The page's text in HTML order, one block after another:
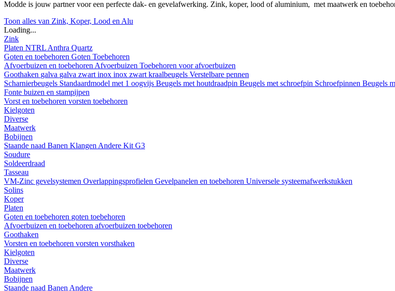
Modde is jouw partner voor een perfecte dak- en gevelafwerking. Zink, koper, lood of aluminium, met maatwerk en
Toon alles van Zink, Koper, Lood en Alu
Loading...
Zink
Platen NTRL Anthra Quartz
Goten en toebehoren Goten Toebehoren
Afvoerbuizen en toebehoren Afvoerbuizen Toebehoren voor afvoerbuizen
Goothaken galva galva zwart inox inox zwart kraalbeugels Verstelbare pennen
Scharnierbeugels Standaardmodel met 1 oogvijs Beugels met houtdraadpin Beugels met schroefpin Schroefpinnen Beugels
Fonte buizen en stampijpen
Vorst en toebehoren vorsten toebehoren
Kielgoten
Diverse
Maatwerk
Bobijnen
Staande naad Banen Klangen Andere Kit G3
Soudure
Soldeerdraad
Tasseau
VM-Zinc gevelsystemen Overlappingsprofielen Gevelpanelen en toebehoren Universele systeemafwerkstukken
Solins
Koper
Platen
Goten en toebehoren goten toebehoren
Afvoerbuizen en toebehoren afvoerbuizen toebehoren
Goothaken
Vorsten en toebehoren vorsten vorsthaken
Kielgoten
Diverse
Maatwerk
Bobijnen
Staande naad Banen Andere